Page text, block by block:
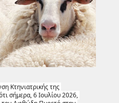
Κτηνιατρικής της
σήμερα, 6 Ιουλίου 2026,